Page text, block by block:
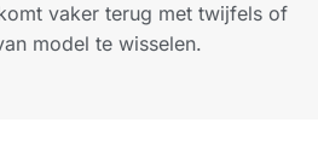
vaker terug met twijfels of
model te wisselen.